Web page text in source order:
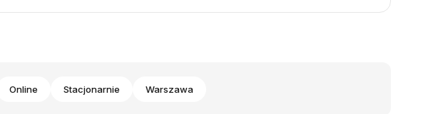
Online Stacjonarnie Warszawa